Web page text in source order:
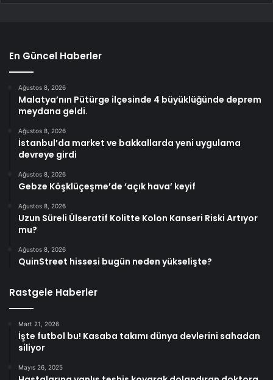
En Güncel Haberler
Ağustos 8, 2026
Malatya’nın Pütürge ilçesinde 4 büyüklüğünde deprem
meydana geldi.
Ağustos 8, 2026
İstanbul’da market ve bakkallarda yeni uygulama
devreye girdi
Ağustos 8, 2026
Gebze Köşklüçeşme’de ‘açık hava’ keyif
Ağustos 8, 2026
Uzun Süreli Ülseratif Kolitte Kolon Kanseri Riski Artıyor
mu?
Ağustos 8, 2026
QuinStreet hissesi bugün neden yükselişte?
Rastgele Haberler
Mart 21, 2026
İşte futbol bu! Kasaba takımı dünya devlerini sahadan
siliyor
Mayıs 26, 2025